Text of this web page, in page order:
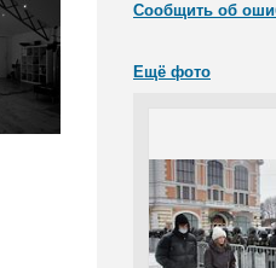
Сообщить об
Ещё фото